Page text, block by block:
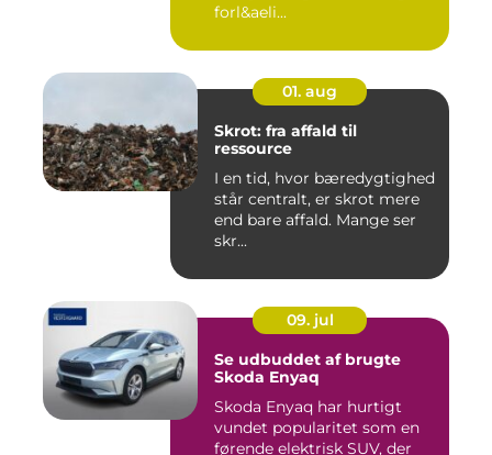
forl&aeli...
01. aug
Skrot: fra affald til
ressource
I en tid, hvor bæredygtighed
står centralt, er skrot mere
end bare affald. Mange ser
skr...
09. jul
Se udbuddet af brugte
Skoda Enyaq
Skoda Enyaq har hurtigt
vundet popularitet som en
førende elektrisk SUV, der